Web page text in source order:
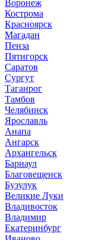
Воронеж
Кострома
Красноярск
Магадан
Пенза
Пятигорск
Саратов
Сургут
Таганрог
Тамбов
Челябинск
Ярославль
Анапа
Ангарск
Архангельск
Барнаул
Благовещенск
Бузулук
Великие Луки
Владивосток
Владимир
Екатеринбург